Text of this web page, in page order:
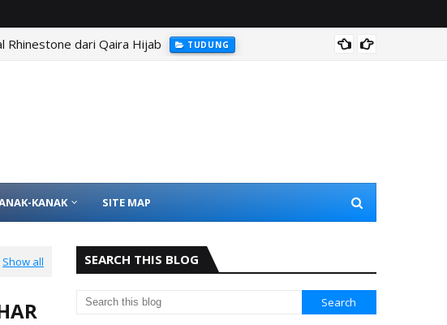
Rhinestone dari Qaira Hijab TUDUNG
KANAK SITE MAP
Show all SEARCH THIS BLOG